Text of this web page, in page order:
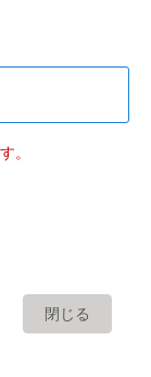
。